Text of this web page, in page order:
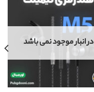
در انبار موجود نمی باشد